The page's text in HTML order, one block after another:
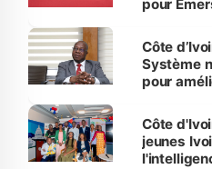
pour
Côte
Système
pour
Côte
jeunes